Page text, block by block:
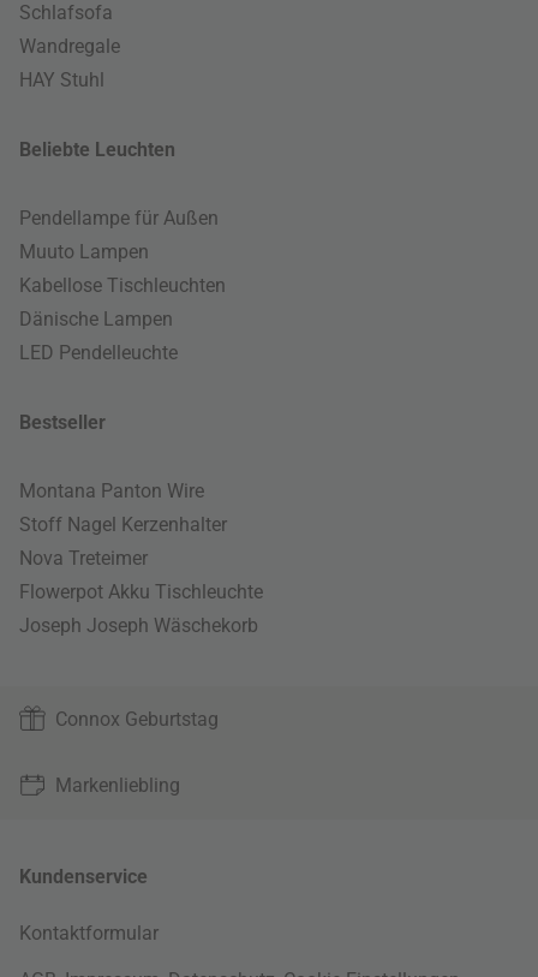
Schlafsofa
Wandregale
HAY Stuhl
Beliebte Leuchten
Pendellampe für Außen
Muuto Lampen
Kabellose Tischleuchten
Dänische Lampen
LED Pendelleuchte
Bestseller
Montana Panton Wire
Stoff Nagel Kerzenhalter
Nova Treteimer
Flowerpot Akku Tischleuchte
Joseph Joseph Wäschekorb
Connox Geburtstag
Markenliebling
Kundenservice
Kontaktformular